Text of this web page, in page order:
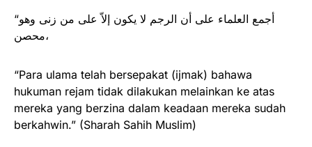
“أجمع العلماء على أن الرجم لا يكون إلاّ على من زنى وهو
محصن،
“Para ulama telah bersepakat (ijmak) bahawa
hukuman rejam tidak dilakukan melainkan ke atas
mereka yang berzina dalam keadaan mereka sudah
berkahwin.” (Sharah Sahih Muslim)